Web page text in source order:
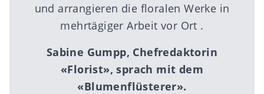
und arrangieren die floralen Werke in
mehrtägiger Arbeit vor Ort .
Sabine Gumpp, Chefredaktorin
«Florist», sprach mit dem
«Blumenflüsterer».